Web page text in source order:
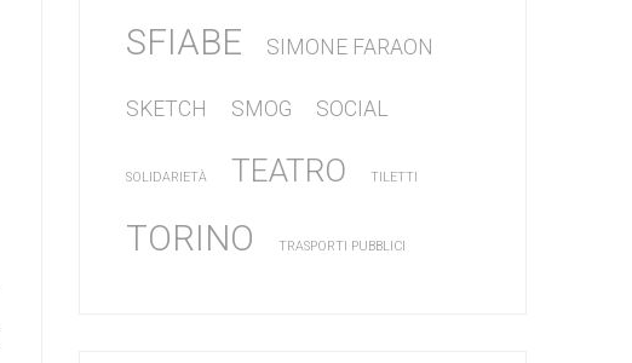
SFIABE SIMONE FARAON
SKETCH SMOG SOCIAL
SOLIDARIETÀ TEATRO TILETTI
TORINO TRASPORTI PUBBLICI